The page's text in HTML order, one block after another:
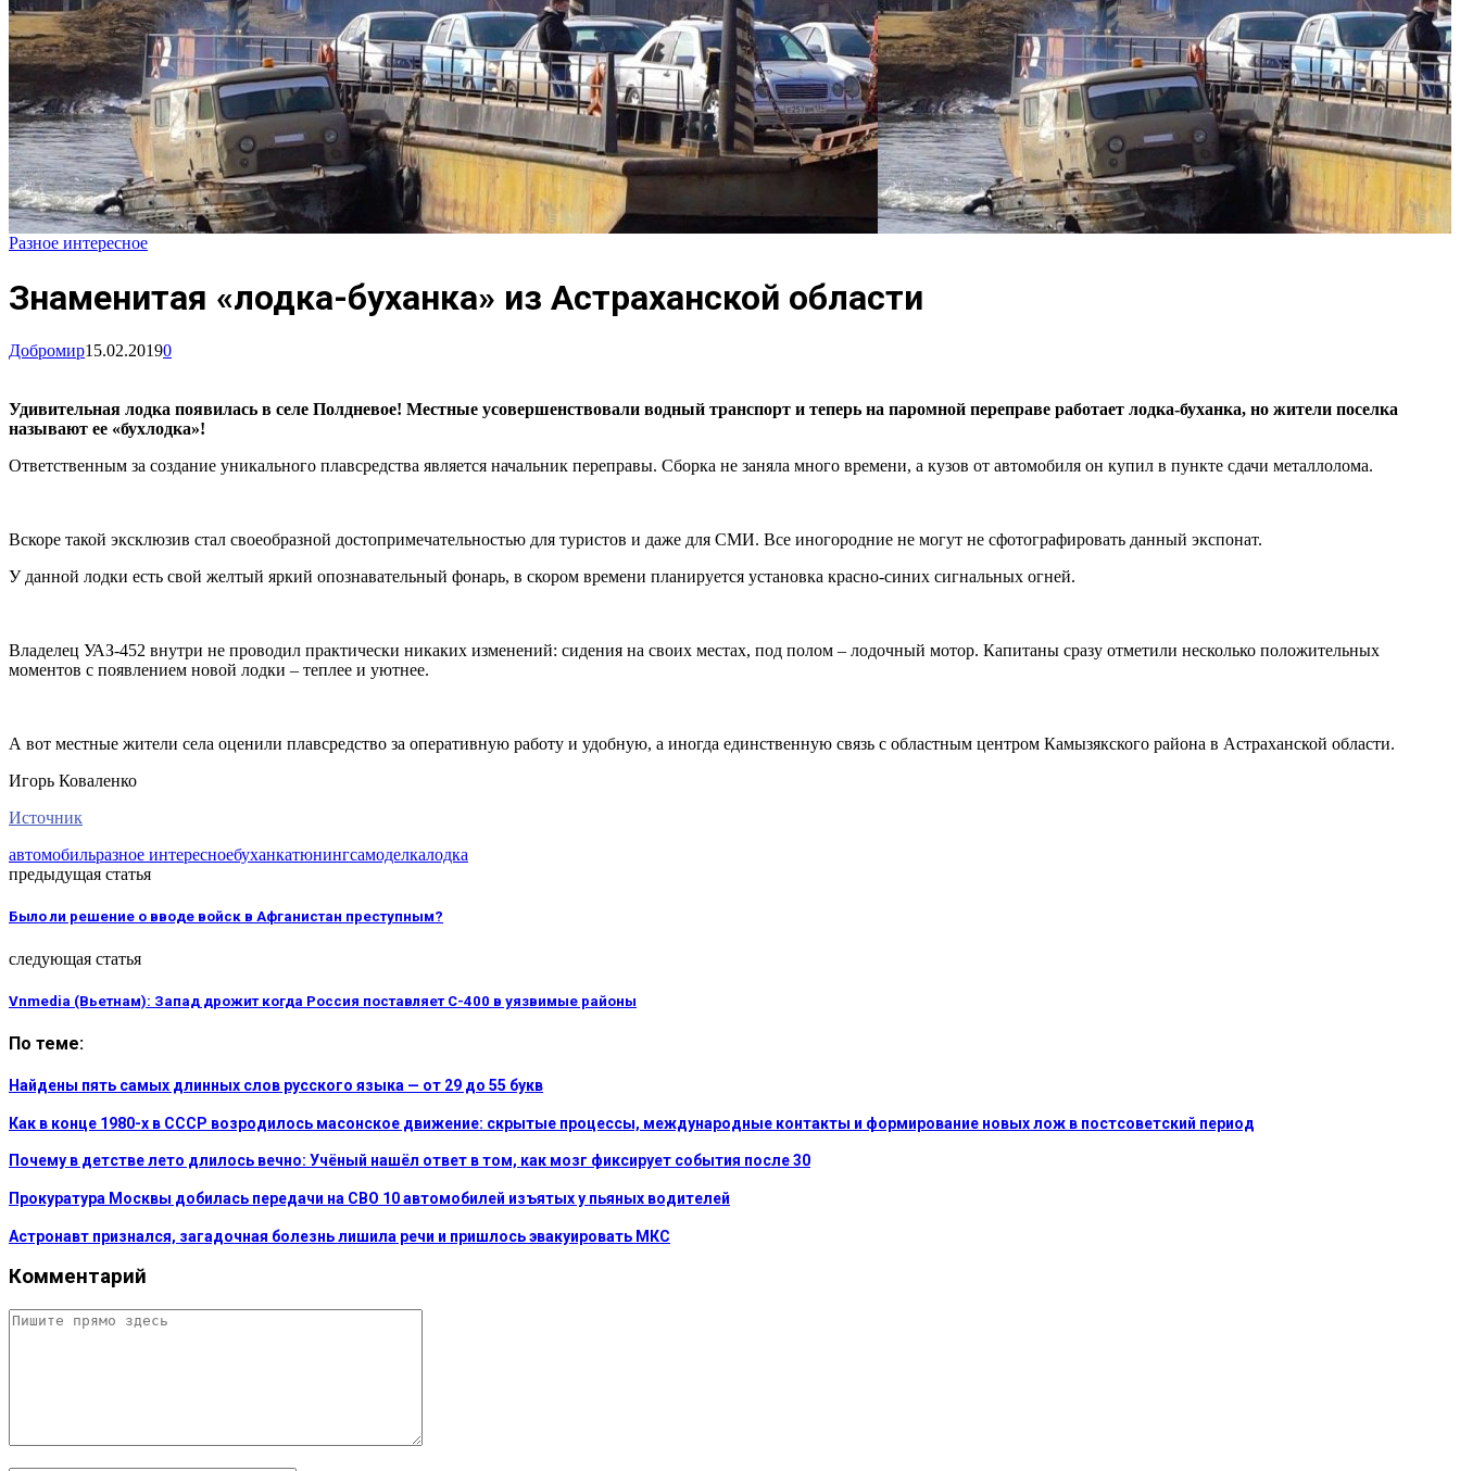
Разное интересное
Знаменитая «лодка-буханка» из Астраханской области
Добромир15.02.20190
Удивительная лодка появилась в селе Полдневое! Местные усовершенствовали водный транспорт и теперь на паромной переправе работает лодка-буханка, но жители поселка
называют ее «бухлодка»!
Ответственным за создание уникального плавсредства является начальник переправы. Сборка не заняла много времени, а кузов от автомобиля он купил в пункте сдачи металлолома.
Вскоре такой эксклюзив стал своеобразной достопримечательностью для туристов и даже для СМИ. Все иногородние не могут не сфотографировать данный экспонат.
У данной лодки есть свой желтый яркий опознавательный фонарь, в скором времени планируется установка красно-синих сигнальных огней.
Владелец УАЗ-452 внутри не проводил практически никаких изменений: сидения на своих местах, под полом – лодочный мотор. Капитаны сразу отметили несколько положительных
моментов с появлением новой лодки – теплее и уютнее.
А вот местные жители села оценили плавсредство за оперативную работу и удобную, а иногда единственную связь с областным центром Камызякского района в Астраханской области.
Игорь Коваленко
Источник
автомобильразное интересноебуханкатюнингсамоделкалодка
предыдущая статья
Было ли решение о вводе войск в Афганистан преступным?
следующая статья
Vnmedia (Вьетнам): Запад дрожит когда Россия поставляет С-400 в уязвимые районы
По теме:
Найдены пять самых длинных слов русского языка — от 29 до 55 букв
Как в конце 1980-х в СССР возродилось масонское движение: скрытые процессы, международные контакты и формирование новых лож в постсоветский период
Почему в детстве лето длилось вечно: Учёный нашёл ответ в том, как мозг фиксирует события после 30
Прокуратура Москвы добилась передачи на СВО 10 автомобилей изъятых у пьяных водителей
Астронавт признался, загадочная болезнь лишила речи и пришлось эвакуировать МКС
Комментарий